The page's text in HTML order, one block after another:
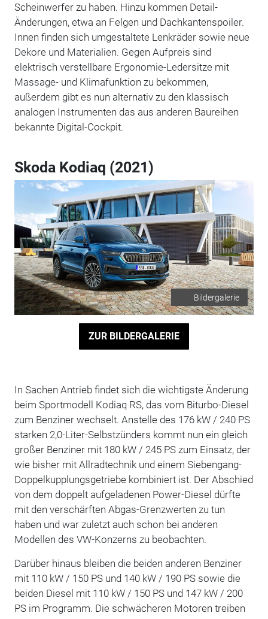
Scheinwerfer zu haben. Hinzu kommen Detail-
Änderungen, etwa an Felgen und Dachkantenspoiler.
Innen finden sich umgestaltete Lenkräder sowie neue
Dekore und Materialien. Gegen Aufpreis sind
elektrisch verstellbare Ergonomie-Ledersitze mit
Massage- und Klimafunktion zu bekommen,
außerdem gibt es nun alternativ zu den klassisch
analogen Instrumenten das aus anderen Baureihen
bekannte Digital-Cockpit.
Skoda Kodiaq (2021)
Bildergalerie
ZUR BILDERGALERIE
In Sachen Antrieb findet sich die wichtigste Änderung
beim Sportmodell Kodiaq RS, das vom Biturbo-Diesel
zum Benziner wechselt. Anstelle des 176 kW / 240 PS
starken 2,0-Liter-Selbstzünders kommt nun ein gleich
großer Benziner mit 180 kW / 245 PS zum Einsatz, der
wie bisher mit Allradtechnik und einem Siebengang-
Doppelkupplungsgetriebe kombiniert ist. Der Abschied
von dem doppelt aufgeladenen Power-Diesel dürfte
mit den verschärften Abgas-Grenzwerten zu tun
haben und war zuletzt auch schon bei anderen
Modellen des VW-Konzerns zu beobachten.
Darüber hinaus bleiben die beiden anderen Benziner
mit 110 kW / 150 PS und 140 kW / 190 PS sowie die
beiden Diesel mit 110 kW / 150 PS und 147 kW / 200
PS im Programm. Die schwächeren Motoren treiben